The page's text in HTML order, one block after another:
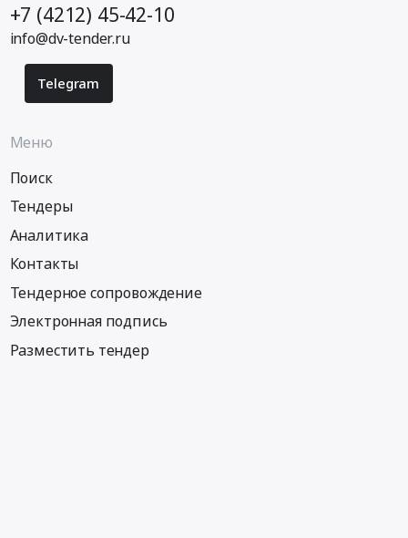
+7 (4212) 45-42-10
info@dv-tender.ru
Telegram
Меню
Поиск
Тендеры
Аналитика
Контакты
Тендерное сопровождение
Электронная подпись
Разместить тендер